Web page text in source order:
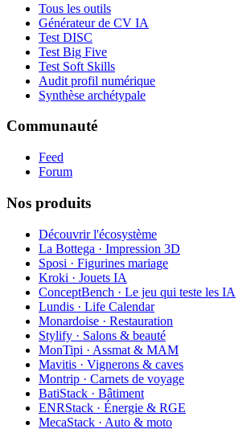
Tous les outils
Générateur de CV IA
Test DISC
Test Big Five
Test Soft Skills
Audit profil numérique
Synthèse archétypale
Communauté
Feed
Forum
Nos produits
Découvrir l'écosystème
La Bottega · Impression 3D
Sposi · Figurines mariage
Kroki · Jouets IA
ConceptBench · Le jeu qui teste les IA
Lundis · Life Calendar
Monardoise · Restauration
Stylify · Salons & beauté
MonTipi · Assmat & MAM
Mavitis · Vignerons & caves
Montrip · Carnets de voyage
BatiStack · Bâtiment
ENRStack · Énergie & RGE
MecaStack · Auto & moto